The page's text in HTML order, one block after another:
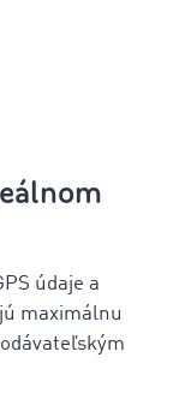
údaje a
maximálnu